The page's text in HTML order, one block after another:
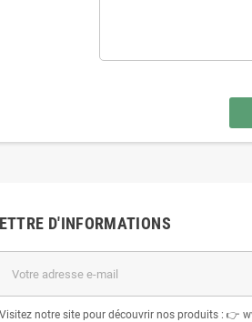
D'INFORMATIONS
Visitez notre site pour découvrir nos produits : 👉